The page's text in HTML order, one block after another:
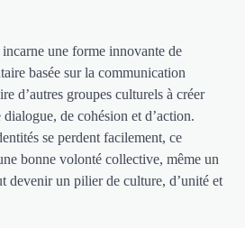
une forme innovante de
basée sur la communication
d’autres groupes culturels à créer
dialogue, de cohésion et d’action.
se perdent facilement, ce
bonne volonté collective, même un
devenir un pilier de culture, d’unité et